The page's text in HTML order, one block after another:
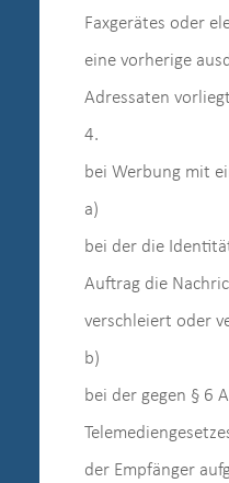
Faxgerätes oder
eine vorherige
Adressaten
4.
bei Werbung mit
a)
bei der die
Auftrag die
verschleiert oder
b)
bei der gegen § 6
der Empfänger